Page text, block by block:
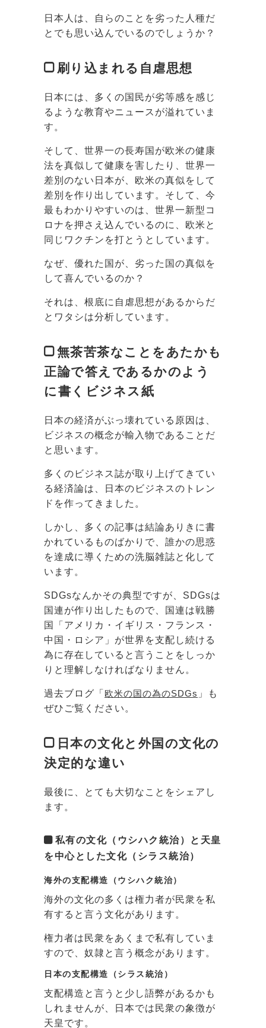
日本人は、自らのことを劣った人種だ
とでも思い込んでいるのでしょうか？
刷り込まれる自虐思想
日本には、多くの国民が劣等感を感じ
るような教育やニュースが溢れていま
す。
そして、世界一の長寿国が欧米の健康
法を真似して健康を害したり、世界一
差別のない日本が、欧米の真似をして
差別を作り出しています。そして、今
最もわかりやすいのは、世界一新型コ
ロナを押さえ込んでいるのに、欧米と
同じワクチンを打とうとしています。
なぜ、優れた国が、劣った国の真似を
して喜んでいるのか？
それは、根底に自虐思想があるからだ
とワタシは分析しています。
無茶苦茶なことをあたかも
正論で答えであるかのよう
に書くビジネス紙
日本の経済がぶっ壊れている原因は、
ビジネスの概念が輸入物であることだ
と思います。
多くのビジネス誌が取り上げてきてい
る経済論は、日本のビジネスのトレン
ドを作ってきました。
しかし、多くの記事は結論ありきに書
かれているものばかりで、誰かの思惑
を達成に導くための洗脳雑誌と化して
います。
SDGsなんかその典型ですが、SDGsは
国連が作り出したもので、国連は戦勝
国「アメリカ・イギリス・フランス・
中国・ロシア」が世界を支配し続ける
為に存在していると言うことをしっか
りと理解しなければなりません。
過去ブログ「 欧米の国の為のSDGs 」も
ぜひご覧ください。
日本の文化と外国の文化の
決定的な違い
最後に、とても大切なことをシェアし
ます。
私有の文化（ウシハク統治）と天皇
を中心とした文化（シラス統治）
海外の支配構造（ウシハク統治）
海外の文化の多くは権力者が民衆を私
有すると言う文化があります。
権力者は民衆をあくまで私有していま
すので、奴隷と言う概念があります。
日本の支配構造（シラス統治）
支配構造と言うと少し語弊があるかも
しれませんが、日本では民衆の象徴が
天皇です。